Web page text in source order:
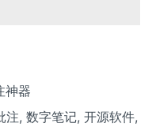
神器
注, 数字笔记, 开源软件,